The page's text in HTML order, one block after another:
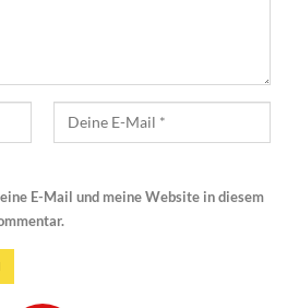
E-Mail und meine Website in diesem